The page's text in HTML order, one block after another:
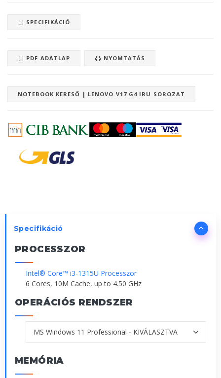
SPECIFIKÁCIÓ
PDF ADATLAP NYOMTATÁS
NOTEBOOK KERESŐ | LENOVO V17 G4 IRU SOROZAT
Specifikáció
PROCESSZOR
Intel® Core™ i3-1315U Processzor
6 Cores, 10M Cache, up to 4.50 GHz
OPERÁCIÓS RENDSZER
MEMÓRIA